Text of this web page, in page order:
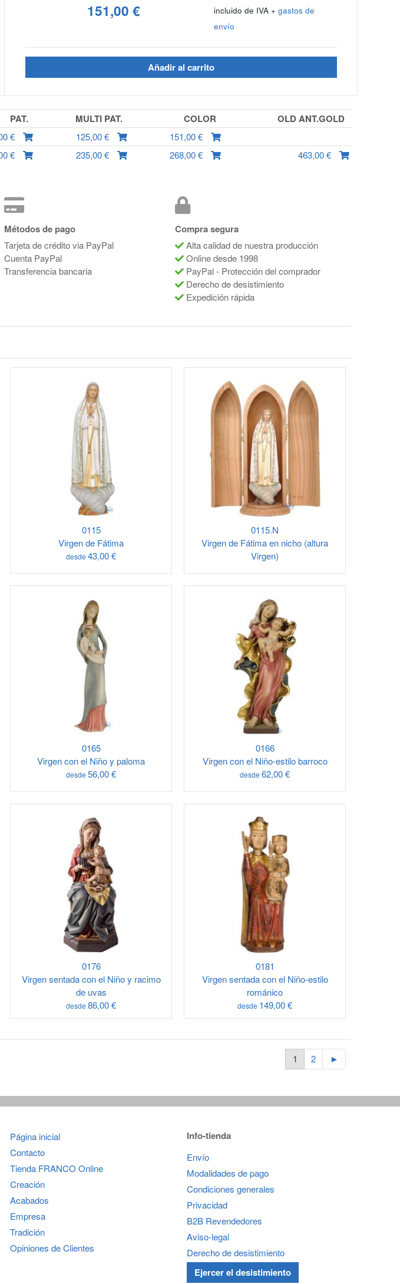
151,00 € incluido de IVA + gastos de
envío
Añadir al carrito
PAT. MULTI PAT. COLOR OLD ANT.GOLD
€ 125,00 €
151,00 €
€ 235,00 € 268,00 € 463,00 €
Métodos de pago
Tarjeta de crédito via PayPal
Cuenta PayPal
Transferencia bancaria
Compra segura
Alta calidad de nuestra producción
Online desde 1998
PayPal - Protección del comprador
Derecho de desistimiento
Expedición rápida
0115
Virgen de Fátima
desde 43,00 €
0115.N
Virgen de Fátima en nicho (altura
Virgen)
0165
Virgen con el Niño y paloma
desde 56,00 €
0166
Virgen con el Niño-estilo barroco
desde 62,00 €
0176
Virgen sentada con el Niño y racimo
de uvas
desde 86,00 €
0181
Virgen sentada con el Niño-estilo
románico
desde 149,00 €
1 2 ►
Página inicial
Contacto
Tienda FRANCO Online
Creación
Acabados
Empresa
Tradición
Opiniones de Clientes
Info-tienda
Envío
Modalidades de pago
Condiciones generales
Privacidad
B2B Revendedores
Aviso-legal
Derecho de desistimiento
Ejercer el desistimiento